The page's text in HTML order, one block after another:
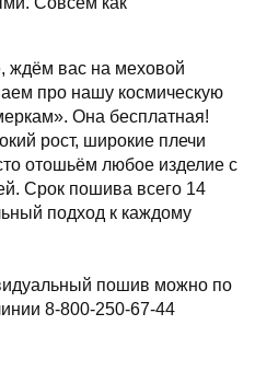
ждём вас на меховой
про нашу космическую
Она бесплатная!
рост, широкие плечи
отошьём любое изделие с
Срок пошива всего 14
подход к каждому
пошив можно по
8-800-250-67-44